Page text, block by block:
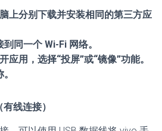
上分别下载并安装相同的第三方应
同一个 Wi-Fi 网络。
应用，选择“投屏”或“镜像”功能。
线连接）